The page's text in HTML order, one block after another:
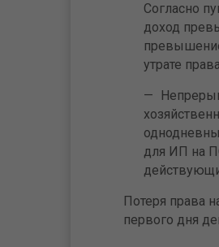
Согласно
доход
утрате
для ИП на
Потеря права
первого дня